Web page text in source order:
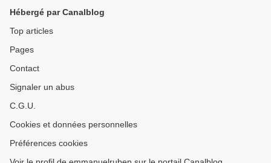
Hébergé par Canalblog
Top articles
Pages
Contact
Signaler un abus
C.G.U.
Cookies et données personnelles
Préférences cookies